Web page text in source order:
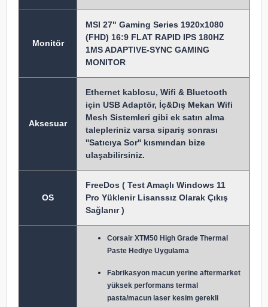
Monitör
MSI 27" Gaming Series 1920x1080
(FHD) 16:9 FLAT RAPID IPS 180HZ
1MS ADAPTIVE-SYNC GAMING
MONITOR
Aksesuar
Ethernet kablosu, Wifi & Bluetooth
için USB Adaptör, İç&Dış Mekan Wifi
Mesh Sistemleri gibi ek satın alma
talepleriniz varsa sipariş sonrası
''Satıcıya Sor'' kısmından bize
ulaşabilirsiniz.
OS
FreeDos ( Test Amaçlı Windows 11
Pro Yüklenir Lisanssız Olarak Çıkış
Sağlanır )
Corsair XTM50 High Grade Thermal
Paste Hediye Uygulama
Fabrikasyon macun yerine aftermarket
yüksek performans termal
pasta/macun laser kesim gerekli